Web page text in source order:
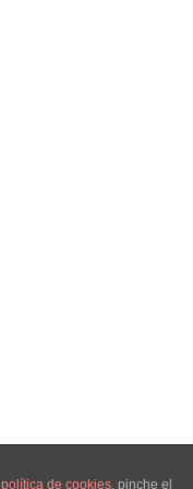
política de cookies, pinche el